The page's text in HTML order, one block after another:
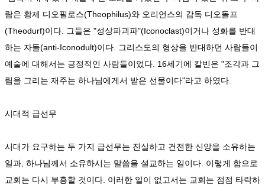
람은 황제 디오필로스(Theophilus)와 오리언스의 감독 디오돌프
(Theodurf)이다. 그들은 "성상파괴파"(Iconoclast)이거나 성화를 반대
하는 자들(anti-Iconodult)이다. 그리스도의 형상을 반대하던 사람들이
예술에 대해서는 긍정적인 사람들이었다. 16세기에 칼빈은 "조각과 그
림을 그리는 재주는 하나님에게서 받은 선물이다"라고 하였다.
시대적 급선무
시대가 요구하는 두 가지 급선무는 진실하고 건전한 신앙을 소유하는
일과, 하나님께서 소유하시는 말씀을 설교하는 일이다. 이렇게 함으로
교회는 다시 부흥할 것이다. 이러한 일이 없고서는 교회는 점점 타락하